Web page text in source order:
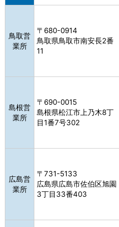
鳥取営
業所
〒680-0914
鳥取県鳥取市南安長2番
11
島根営
業所
〒690-0015
島根県松江市上乃木8丁
目1番7号302
広島営
業所
〒731-5133
広島県広島市佐伯区旭園
3丁目33番403